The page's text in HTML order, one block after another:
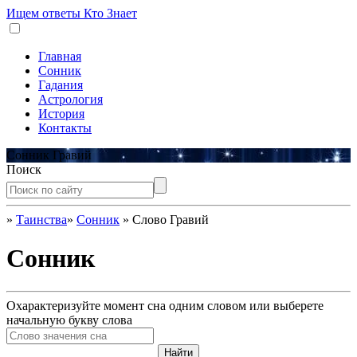
Ищем ответы Кто Знает
Главная
Сонник
Гадания
Астрология
История
Контакты
Сонник Гравий
Поиск
» Таинства» Сонник » Слово Гравий
Сонник
Охарактеризуйте момент сна одним словом или выберете
начальную букву слова